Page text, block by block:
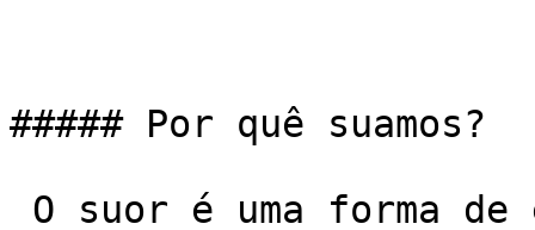
##### Por quê suamos?